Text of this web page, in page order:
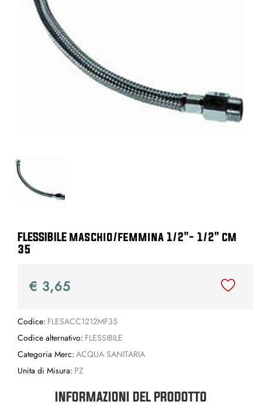
FLESSIBILE maschio/femmina 1/2"- 1/2" cm
35
€ 3,65
Codice: FLESACC1212MF35
Codice alternativo: FLESSIBILE
Categoria Merc: ACQUA SANITARIA
Unita di Misura: PZ
INFORMAZIONI DEL PRODOTTO